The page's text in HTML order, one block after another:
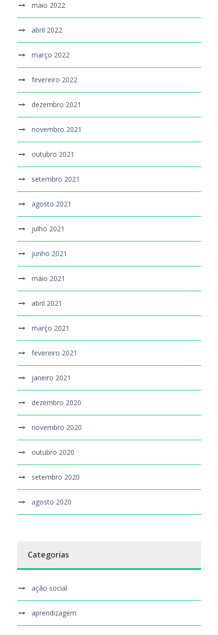
maio 2022
abril 2022
março 2022
fevereiro 2022
dezembro 2021
novembro 2021
outubro 2021
setembro 2021
agosto 2021
julho 2021
junho 2021
maio 2021
abril 2021
março 2021
fevereiro 2021
janeiro 2021
dezembro 2020
novembro 2020
outubro 2020
setembro 2020
agosto 2020
Categorias
ação social
aprendizagem